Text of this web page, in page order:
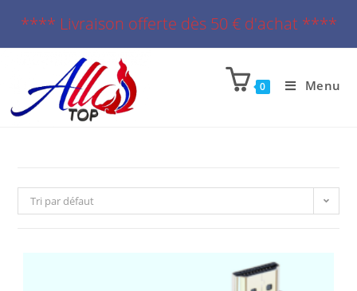
**** Livraison offerte dès 50 € d'achat ****
0 Menu
Tri par défaut